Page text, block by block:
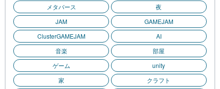
メタバース
夜
JAM
GAMEJAM
ClusterGAMEJAM
AI
音楽
部屋
ゲーム
unity
家
クラフト